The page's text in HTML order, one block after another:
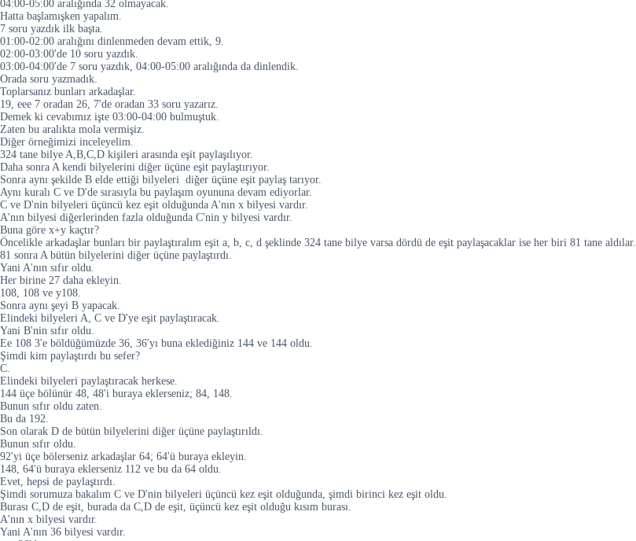
04:00-05:00 aralığında 32 olmayacak.
Hatta başlamışken yapalım.
7 soru yazdık ilk başta.
01:00-02:00 aralığını dinlenmeden devam ettik, 9.
02:00-03:00'de 10 soru yazdık.
03:00-04:00'de 7 soru yazdık, 04:00-05:00 aralığında da dinlendik.
Orada soru yazmadık.
Toplarsanız bunları arkadaşlar.
19, eee 7 oradan 26, 7'de oradan 33 soru yazarız.
Demek ki cevabımız işte 03:00-04:00 bulmuştuk.
Zaten bu aralıkta mola vermişiz.
Diğer örneğimizi inceleyelim.
324 tane bilye A,B,C,D kişileri arasında eşit paylaşılıyor.
Daha sonra A kendi bilyelerini diğer üçüne eşit paylaştırıyor.
Sonra aynı şekilde B elde ettiği bilyeleri diğer üçüne eşit paylaş tarıyor.
Aynı kuralı C ve D'de sırasıyla bu paylaşım oyununa devam ediyorlar.
C ve D'nin bilyeleri üçüncü kez eşit olduğunda A'nın x bilyesi vardır.
A'nın bilyesi diğerlerinden fazla olduğunda C'nin y bilyesi vardır.
Buna göre x+y kaçtır?
Öncelikle arkadaşlar bunları bir paylaştıralım eşit a, b, c, d şeklinde 324 tane bilye varsa dördü de eşit paylaşacaklar ise her biri 81 tane aldılar.
81 sonra A bütün bilyelerini diğer üçüne paylaştırdı.
Yani A'nın sıfır oldu.
Her birine 27 daha ekleyin.
108, 108 ve y108.
Sonra aynı şeyi B yapacak.
Elindeki bilyeleri A, C ve D'ye eşit paylaştıracak.
Yani B'nin sıfır oldu.
Ee 108 3'e böldüğümüzde 36, 36'yı buna eklediğiniz 144 ve 144 oldu.
Şimdi kim paylaştırdı bu sefer?
C.
Elindeki bilyeleri paylaştıracak herkese.
144 üçe bölünür 48, 48'i buraya eklerseniz; 84, 148.
Bunun sıfır oldu zaten.
Bu da 192.
Son olarak D de bütün bilyelerini diğer üçüne paylaştırıldı.
Bunun sıfır oldu.
92'yi üçe bölerseniz arkadaşlar 64; 64'ü buraya ekleyin.
148, 64'ü buraya eklerseniz 112 ve bu da 64 oldu.
Evet, hepsi de paylaştırdı.
Şimdi sorumuza bakalım C ve D'nin bilyeleri üçüncü kez eşit olduğunda, şimdi birinci kez eşit oldu.
Burası C,D de eşit, burada da C,D de eşit, üçüncü kez eşit olduğu kısım burası.
A'nın x bilyesi vardır.
Yani A'nın 36 bilyesi vardır.